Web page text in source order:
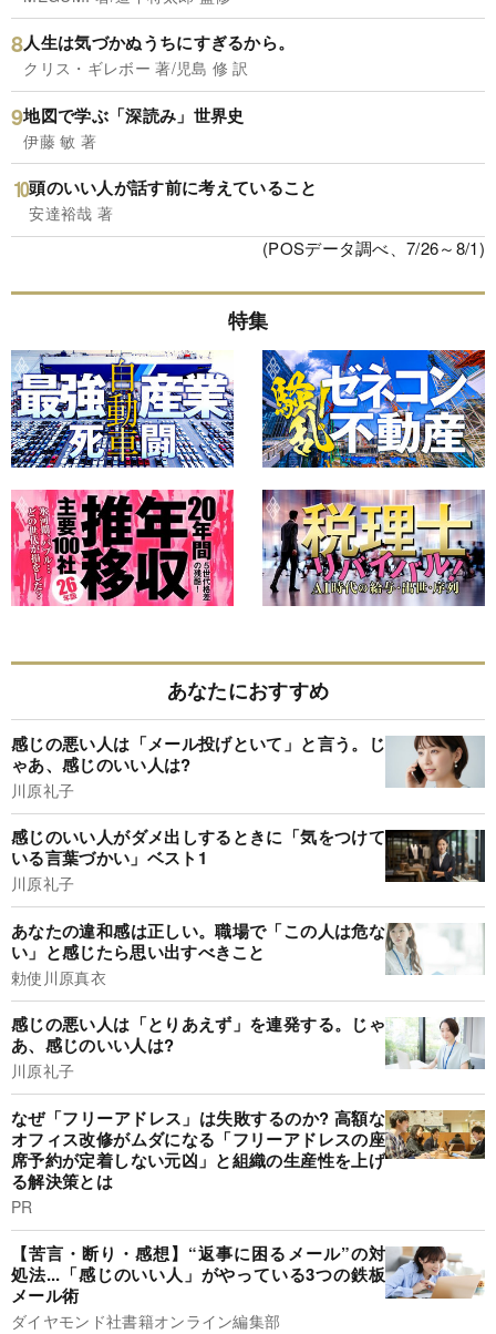
人生は気づかぬうちにすぎるから。
クリス・ギレボー 著/児島 修 訳
地図で学ぶ「深読み」世界史
伊藤 敏 著
頭のいい人が話す前に考えていること
安達裕哉 著
(POSデータ調べ、7/26～8/1)
特集
あなたにおすすめ
感じの悪い人は「メール投げといて」と言う。じ
ゃあ、感じのいい人は?
川原礼子
感じのいい人がダメ出しするときに「気をつけて
いる言葉づかい」ベスト1
川原礼子
あなたの違和感は正しい。職場で「この人は危な
い」と感じたら思い出すべきこと
勅使川原真衣
感じの悪い人は「とりあえず」を連発する。じゃ
あ、感じのいい人は?
川原礼子
なぜ「フリーアドレス」は失敗するのか? 高額な
オフィス改修がムダになる「フリーアドレスの座
席予約が定着しない元凶」と組織の生産性を上げ
る解決策とは
PR
【苦言・断り・感想】“返事に困るメール”の対
処法...「感じのいい人」がやっている3つの鉄板
メール術
ダイヤモンド社書籍オンライン編集部